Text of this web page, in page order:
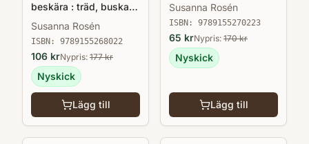
beskära : träd, buskar,
Susanna Rosén
ISBN: 9789155268022
106 krNypris: 177kr
Nyskick
Lägg till
rådjur, sniglar, kirskål
och andra objudna
gäster
Susanna Rosén
ISBN: 9789155270223
65 krNypris: 170kr
Nyskick
Lägg till